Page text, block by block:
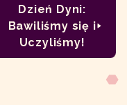
Dzień Dyni:
Bawiliśmy się i
Uczyliśmy!